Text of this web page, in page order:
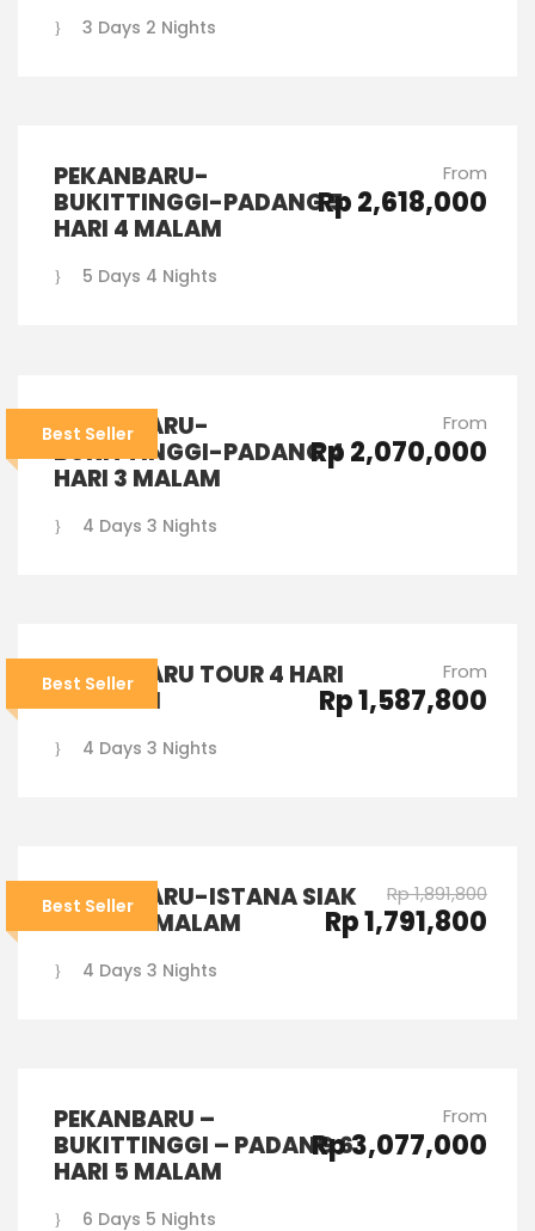
3 Days 2 Nights
PEKANBARU-
BUKITTINGGI-PADANG 5
HARI 4 MALAM
From
Rp 2,618,000
5 Days 4 Nights
Best Seller
PEKANBARU-
BUKITTINGGI-PADANG 4
HARI 3 MALAM
From
Rp 2,070,000
4 Days 3 Nights
Best Seller
PEKANBARU TOUR 4 HARI
3 MALAM
From
Rp 1,587,800
4 Days 3 Nights
Best Seller
PEKANBARU-ISTANA SIAK
4 HARI 3 MALAM
Rp 1,891,800
Rp 1,791,800
4 Days 3 Nights
PEKANBARU –
BUKITTINGGI – PADANG 6
HARI 5 MALAM
From
Rp 3,077,000
6 Days 5 Nights